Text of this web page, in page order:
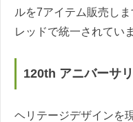
ルを7アイテム販売し
レッドで統一されてい
120th アニバーサ
ヘリテージデザインを